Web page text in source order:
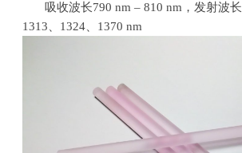
吸收波长790 nm – 810 nm ，发射波长
1313
1324 1370 nm